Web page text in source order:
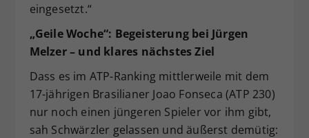
eingesetzt.“
„Geile Woche“: Begeisterung bei Jürgen
Melzer – und klares nächstes Ziel
Dass es im ATP-Ranking mittlerweile mit dem
17-jährigen Brasilianer Joao Fonseca (ATP 230)
nur noch einen jüngeren Spieler vor ihm gibt,
sah Schwärzler gelassen und äußerst demütig: